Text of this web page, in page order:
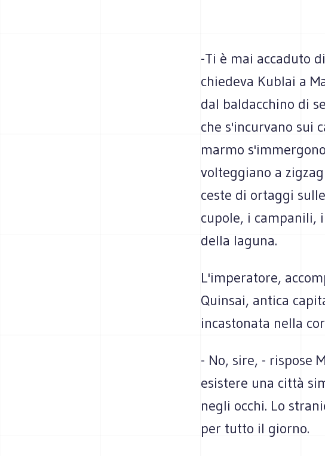
-Ti è mai accaduto
chiedeva Kublai a
dal baldacchino di
che s'incurvano sui
marmo
volteggiano a
ceste di ortaggi
cupole, i campanili,
della laguna.
L'imperatore,
Quinsai, antica
incastonata nella
- No, sire, - rispose
esistere una città
negli occhi. Lo
per tutto il giorno.